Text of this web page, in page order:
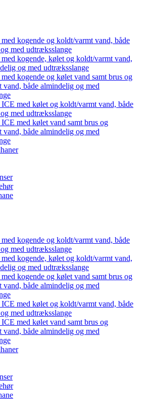
kogende og koldt/varmt vand, både
med udtræksslange
kogende, kølet og koldt/varmt vand,
og med udtræksslange
kogende og kølet vand samt brus og
vand, både almindelig og med
ICE med kølet og koldt/varmt vand, både
med udtræksslange
med kølet vand samt brus og
vand, både almindelig og med
kogende og koldt/varmt vand, både
med udtræksslange
kogende, kølet og koldt/varmt vand,
og med udtræksslange
kogende og kølet vand samt brus og
vand, både almindelig og med
ICE med kølet og koldt/varmt vand, både
med udtræksslange
med kølet vand samt brus og
vand, både almindelig og med